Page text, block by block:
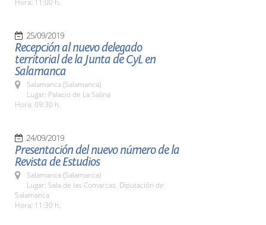
Hora: 11:00 h.
25/09/2019
Recepción al nuevo delegado
territorial de la Junta de CyL en
Salamanca
Salamanca (Salamanca)
Lugar: Palacio de La Salina
Hora: 09:30 h.
24/09/2019
Presentación del nuevo número de la
Revista de Estudios
Salamanca (Salamanca)
Lugar: Sala de las Comarcas. Diputación de
Salamanca
Hora: 11:30 h.